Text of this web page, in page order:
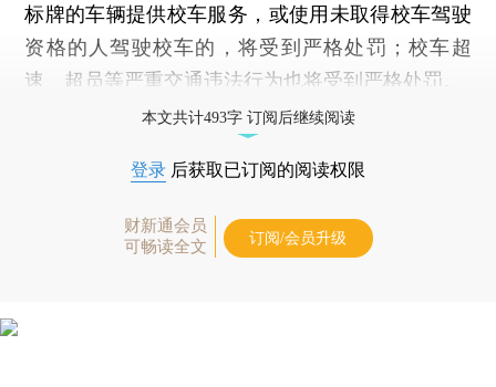
标牌的车辆提供校车服务，或使用未取得校车驾驶
资格的人驾驶校车的，将受到严格处罚；校车超
速、超员等严重交通违法行为也将受到严格处罚。
本文共计493字 订阅后继续阅读
登录 后获取已订阅的阅读权限
财新通会员
可畅读全文
订阅/会员升级